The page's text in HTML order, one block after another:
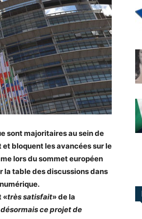
sont majoritaires au sein de
et bloquent les avancées sur le
lors du sommet européen
la table des discussions dans
«très satisfait» de la
ce projet de